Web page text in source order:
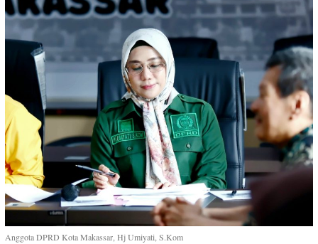
Anggota DPRD Kota Makassar, Hj Umiyati, S.Kom